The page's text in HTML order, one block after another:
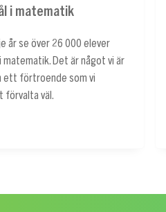
i matematik
år se över 26 000 elever
Det är något vi är
ett förtroende som vi
förvalta väl.